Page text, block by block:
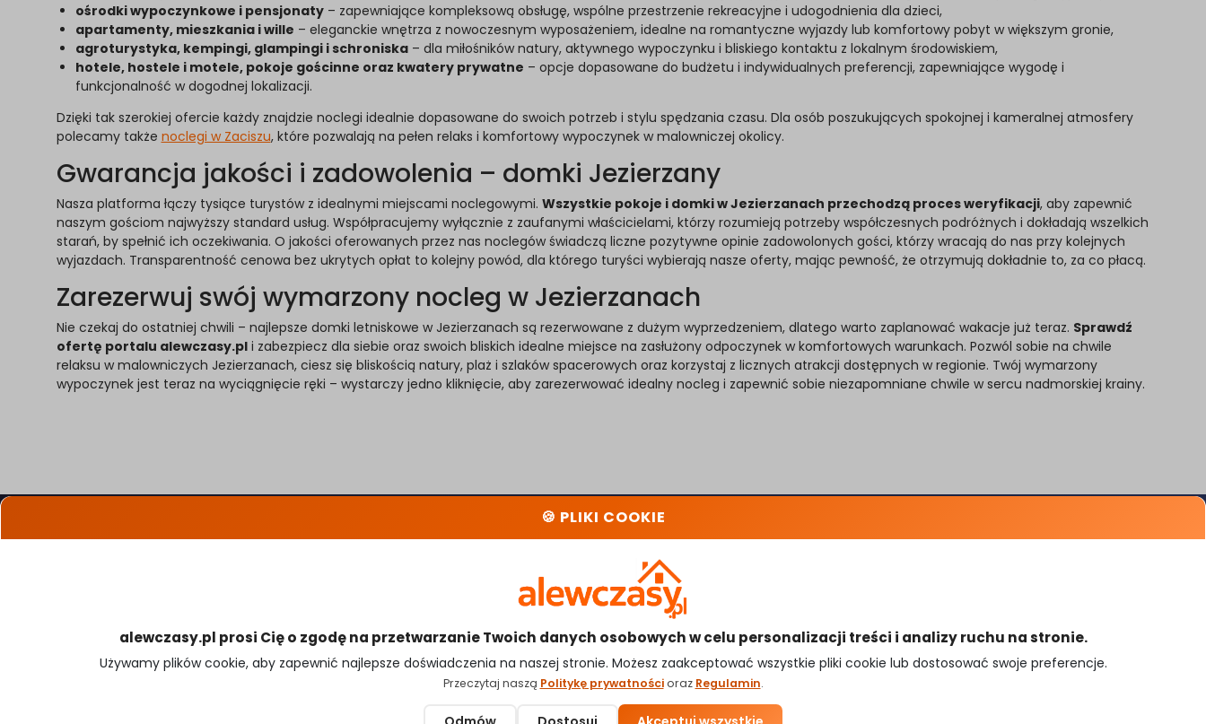
ośrodki wypoczynkowe i pensjonaty– zapewniające kompleksową obsługę, wspólne przestrzenie rekreacyjne i udogodnienia dla dzieci,
apartamenty, mieszkania i wille – eleganckie wnętrza z nowoczesnym wyposażeniem, idealne na romantyczne wyjazdy lub komfortowy pobyt w większym gronie,
agroturystyka, kempingi, glampingi i schroniska– dla miłośników natury, aktywnego wypoczynku i bliskiego kontaktu z lokalnym środowiskiem,
hotele, hostele i motele, pokoje gościnne oraz kwatery prywatne – opcje dopasowane do budżetu i indywidualnych preferencji, zapewniające wygodę i
funkcjonalność w dogodnej lokalizacji.
Dzięki tak szerokiej ofercie każdy znajdzie noclegi idealnie dopasowane do swoich potrzeb i stylu spędzania czasu. Dla osób poszukujących spokojnej i kameralnej atmosfery
polecamy także noclegi w Zaciszu, które pozwalają na pełen relaks i komfortowy wypoczynek w malowniczej okolicy.
Gwarancja jakości i zadowolenia – domki Jezierzany
Nasza platforma łączy tysiące turystów z idealnymi miejscami noclegowymi. Wszystkie pokoje i domki w Jezierzanach przechodzą proces weryfikacji, aby zapewnić
naszym gościom najwyższy standard usług. Współpracujemy wyłącznie z zaufanymi właścicielami, którzy rozumieją potrzeby współczesnych podróżnych i dokładają wszelkich
starań, by spełnić ich oczekiwania. O jakości oferowanych przez nas noclegów świadczą liczne pozytywne opinie zadowolonych gości, którzy wracają do nas przy kolejnych
wyjazdach. Transparentność cenowa bez ukrytych opłat to kolejny powód, dla którego turyści wybierają nasze oferty, mając pewność, że otrzymują dokładnie to, za co płacą.
Zarezerwuj swój wymarzony nocleg w Jezierzanach
Nie czekaj do ostatniej chwili – najlepsze domki letniskowe w Jezierzanach są rezerwowane z dużym wyprzedzeniem, dlatego warto zaplanować wakacje już teraz. Sprawdź
ofertę portalu alewczasy.pli zabezpiecz dla siebie oraz swoich bliskich idealne miejsce na zasłużony odpoczynek w komfortowych warunkach. Pozwól sobie na chwile
relaksu w malowniczych Jezierzanach, ciesz się bliskością natury, plaż i szlaków spacerowych oraz korzystaj z licznych atrakcji dostępnych w regionie. Twój wymarzony
wypoczynek jest teraz na wyciągnięcie ręki – wystarczy jedno kliknięcie, aby zarezerwować idealny nocleg i zapewnić sobie niezapomniane chwile w sercu nadmorskiej krainy.
Oferty specjalne
Kontakt
Polityka Prywatności
Porady
🍪 PLIKI COOKIE
alewczasy.pl prosi Cię o zgodę na przetwarzanie Twoich danych osobowych w celu personalizacji treści i analizy ruchu na stronie.
Używamy plików cookie, aby zapewnić najlepsze doświadczenia na naszej stronie. Możesz zaakceptować wszystkie pliki cookie lub dostosować swoje preferencje.
Przeczytaj naszą Politykę prywatnościoraz Regulamin.